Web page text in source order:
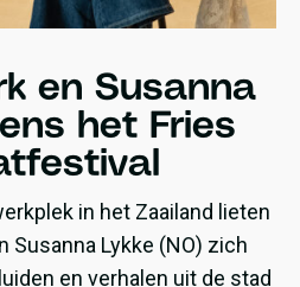
en Susanna
het Fries
in het Zaailand lieten
Susanna Lykke (NO) zich
en verhalen uit de stad